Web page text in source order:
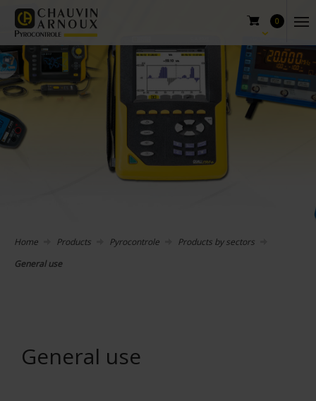
0
Home Products Pyrocontrole
Products by sectors
General use
General use